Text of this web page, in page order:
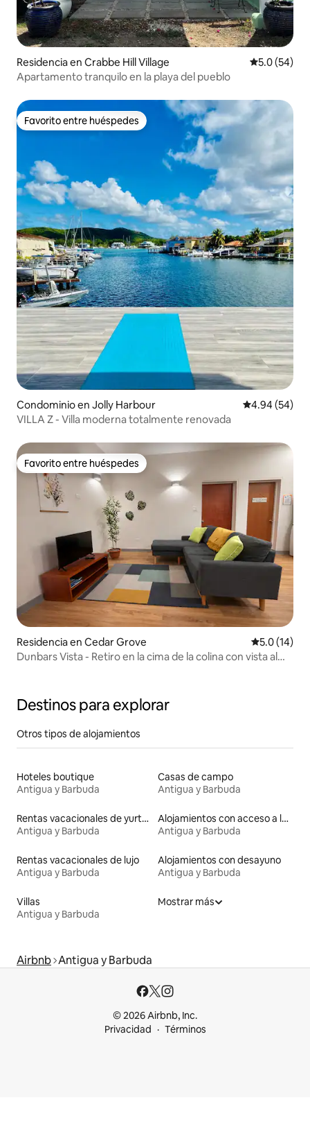
Residencia en Crabbe Hill Village Calificación
5.0 (54)
Apartamento tranquilo en la playa del pueblo
Favorito entre huéspedes
Favorito entre huéspedes
Condominio en Jolly Harbour Calificación
4.94 (54)
VILLA Z - Villa moderna totalmente renovada
Favorito entre huéspedes
Favorito entre huéspedes
Residencia en Cedar Grove Calificación
5.0 (14)
Dunbars Vista - Retiro en la cima de la colina con vista al
Destinos para explorar
Otros tipos de alojamientos
Hoteles boutique
Antigua y Barbuda
Casas de campo
Antigua y Barbuda
Rentas vacacionales de yurtas con jacuzzi
Antigua y Barbuda
Alojamientos con acceso a la playa
Antigua y Barbuda
Rentas vacacionales de lujo
Antigua y Barbuda
Alojamientos con desayuno
Antigua y Barbuda
Villas
Antigua y Barbuda
Mostrar más
Airbnb Antigua y Barbuda
© 2026 Airbnb, Inc.
Privacidad
Términos